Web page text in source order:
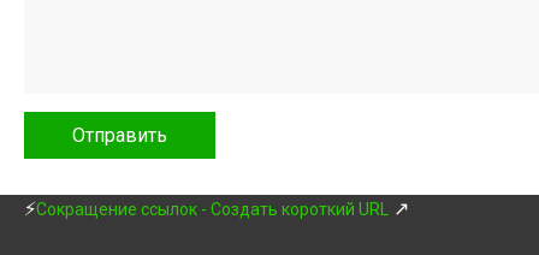
⚡Сокращение ссылок - Создать короткий URL ↗